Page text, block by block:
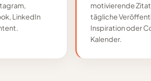
LinkedIn
motivierende
tägliche
Inspiration oder
Kalender.